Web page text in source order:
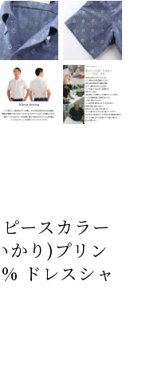
ースカラー
かり)プリン
ドレスシャ